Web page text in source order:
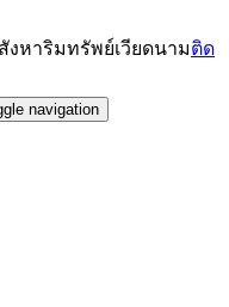
งหาริมทรัพย์เวียดนามติด
navigation